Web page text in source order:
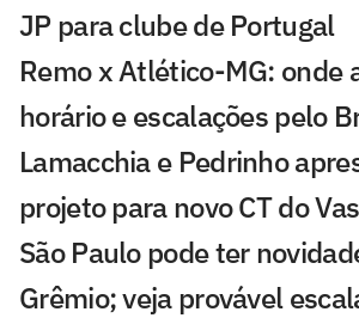
JP para clube de Portugal
Remo x Atlético-MG: onde
horário e escalações pelo
Lamacchia e Pedrinho
projeto para novo CT do
São Paulo pode ter
Grêmio; veja provável